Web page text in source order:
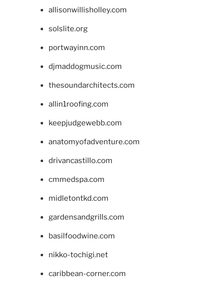
allisonwillisholley.com
solslite.org
portwayinn.com
djmaddogmusic.com
thesoundarchitects.com
allin1roofing.com
keepjudgewebb.com
anatomyofadventure.com
drivancastillo.com
cmmedspa.com
midletontkd.com
gardensandgrills.com
basilfoodwine.com
nikko-tochigi.net
caribbean-corner.com